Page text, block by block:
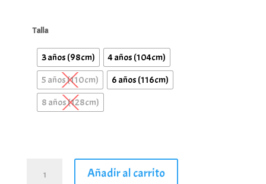
Talla
3 años (98cm)
4 años (104cm)
5 años (110cm)
6 años (116cm)
8 años (128cm)
pantalón
Añadir al carrito